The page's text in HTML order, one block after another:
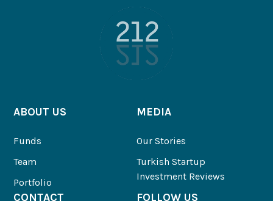
ABOUT US
Funds
Team
Portfolio
MEDIA
Our Stories
Turkish Startup
Investment Reviews
CONTACT FOLLOW US